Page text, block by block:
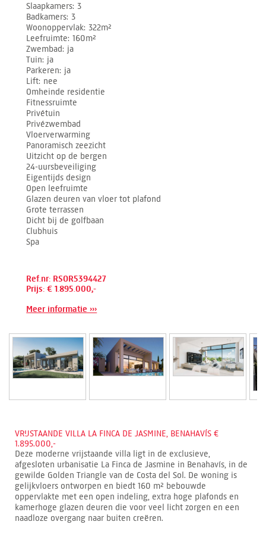
Slaapkamers 3
Badkamers 3
Woonoppervlak 322m²
Leefruimte 160m²
Zwembad ja
Tuin ja
Parkeren ja
Lift nee
Omheinde residentie
Fitnessruimte
Privétuin
Privézwembad
Vloerverwarming
Panoramisch zeezicht
Uitzicht op de bergen
24-uursbeveiliging
Eigentijds design
Open leefruimte
Glazen deuren van vloer tot plafond
Grote terrassen
Dicht bij de golfbaan
Clubhuis
Spa
Ref.nr: RSOR5394427
Prijs: € 1.895.000,-
Meer informatie ›››
VRIJSTAANDE VILLA LA FINCA DE JASMINE, BENAHAVÍS €
1.895.000,-
Deze moderne vrijstaande villa ligt in de exclusieve,
afgesloten urbanisatie La Finca de Jasmine in Benahavís, in de
gewilde Golden Triangle van de Costa del Sol. De woning is
gelijkvloers ontworpen en biedt 160 m² bebouwde
oppervlakte met een open indeling, extra hoge plafonds en
kamerhoge glazen deuren die voor veel licht zorgen en een
naadloze overgang naar buiten creëren.